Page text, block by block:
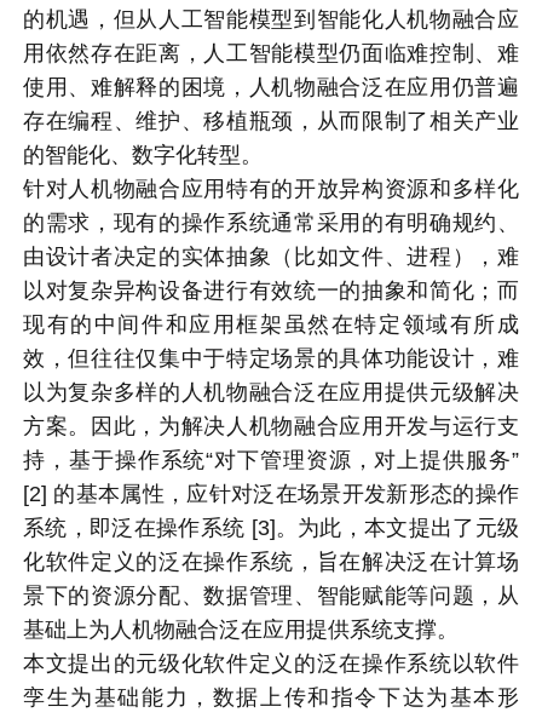
的机遇，但从人工智能模型到智能化人机物融合应
用依然存在距离，人工智能模型仍面临难控制、难
使用、难解释的困境，人机物融合泛在应用仍普遍
存在编程、维护、移植瓶颈，从而限制了相关产业
的智能化、数字化转型。
针对人机物融合应用特有的开放异构资源和多样化
的需求，现有的操作系统通常采用的有明确规约、
由设计者决定的实体抽象（比如文件、进程），难
以对复杂异构设备进行有效统一的抽象和简化；而
现有的中间件和应用框架虽然在特定领域有所成
效，但往往仅集中于特定场景的具体功能设计，难
以为复杂多样的人机物融合泛在应用提供元级解决
方案。因此，为解决人机物融合应用开发与运行支
持，基于操作系统“对下管理资源，对上提供服务”
[2] 的基本属性，应针对泛在场景开发新形态的操作
系统，即泛在操作系统 [3]。为此，本文提出了元级
化软件定义的泛在操作系统，旨在解决泛在计算场
景下的资源分配、数据管理、智能赋能等问题，从
基础上为人机物融合泛在应用提供系统支撑。
本文提出的元级化软件定义的泛在操作系统以软件
孪生为基础能力，数据上传和指令下达为基本形